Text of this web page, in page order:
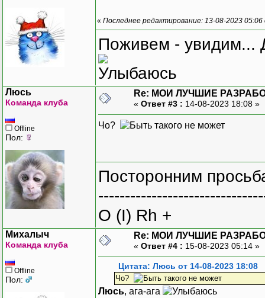
« Последнее редактирование: 13-08-2023
Поживем - увидим...
Люсь
Команда клуба
Offline
Пол:
Re: МОИ ЛУЧШИЕ
« Ответ #3 : 14-08-2023 18:08 »
Чо?
Посторонним
O (I) Rh +
Михалыч
Команда клуба
Offline
Пол:
Re: МОИ ЛУЧШИЕ
« Ответ #4 : 15-08-2023 05:14 »
Цитата: Люсь от 14-08-2023 18:08
Чо?
Люсь, ага-ага